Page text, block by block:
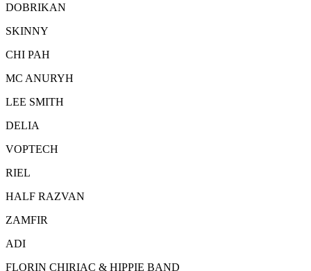
DOBRIKAN
SKINNY
CHI PAH
MC ANURYH
LEE SMITH
DELIA
VOPTECH
RIEL
HALF RAZVAN
ZAMFIR
ADI
FLORIN CHIRIAC & HIPPIE BAND